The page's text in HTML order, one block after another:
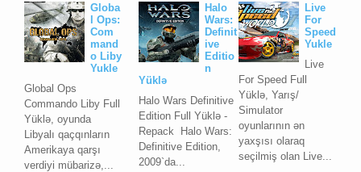
Globa
l Ops:
Com
mand
o Liby
Yukle
Global Ops
Commando Liby Full
Yüklə, oyunda
Libyalı qaçqınların
Amerikaya qarşı
verdiyi mübarizə,...
Live
For
Speed
Yukle
Live
For Speed Full
Yüklə, Yarış/
Simulator
oyunlarının ən
yaxşısı olaraq
seçilmiş olan Live...
Halo
Wars:
Definit
ive
Editio
n
Yüklə
Halo Wars Definitive
Edition Full Yüklə -
Repack Halo Wars:
Definitive Edition,
2009`da...